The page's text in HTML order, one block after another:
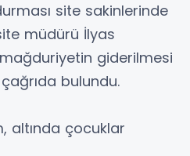
site sakinlerinde
müdürü İlyas
giderilmesi
bulundu.
altında çocuklar